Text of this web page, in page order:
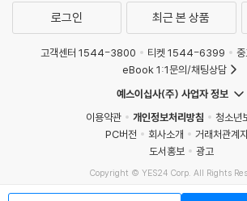
로그인 최근 본 상품
고객센터 1544-3800 티켓 1544-6399
eBook 1:1문의/채팅상담
예스이십사(주) 사업자 정보
이용약관
개인정보처리방침
청소년
PC버전
회사소개
거래처관계
도서홍보
광고
Copyright © YES24 Corp. All Rights